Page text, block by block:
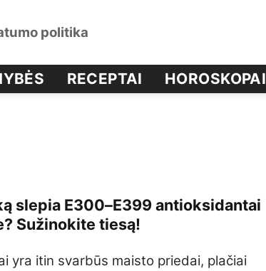
politika
RECEPTAI HOROSKOPAI
slepia E300–E399 antioksidantai
Sužinokite tiesą!
yra itin svarbūs maisto priedai, plačiai